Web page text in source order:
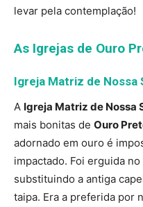
levar pela contemplação!
As Igrejas de Ouro
Igreja Matriz de Nossa
A Igreja Matriz de Nossa
mais bonitas de Ouro
adornado em ouro é
impactado. Foi erguida
substituindo a antiga
taipa. Era a preferida por